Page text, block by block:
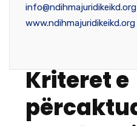
info@ndihmajuridikeikd.org
www.ndihmajuridikeikd.org
Kriteret e